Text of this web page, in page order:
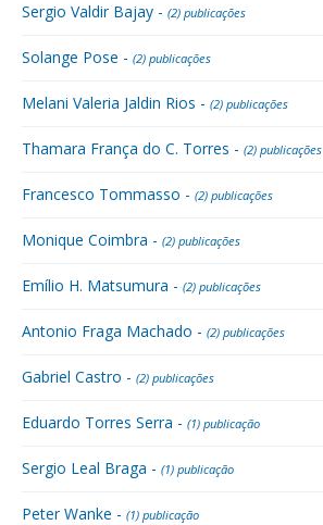
Sergio Valdir Bajay - (2) publicações
Solange Pose - (2) publicações
Melani Valeria Jaldin Rios - (2) publicações
Thamara França do C. Torres - (2) publicações
Francesco Tommasso - (2) publicações
Monique Coimbra - (2) publicações
Emílio H. Matsumura - (2) publicações
Antonio Fraga Machado - (2) publicações
Gabriel Castro - (2) publicações
Eduardo Torres Serra - (1) publicação
Sergio Leal Braga - (1) publicação
Peter Wanke - (1) publicação